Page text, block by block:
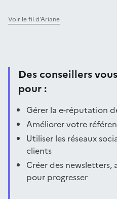
Voir le fil d’Ariane
Des conseillers
pour :
Gérer la e-réputation
Améliorer votre
Utiliser les réseaux
clients
Créer des newsletters,
pour progresser